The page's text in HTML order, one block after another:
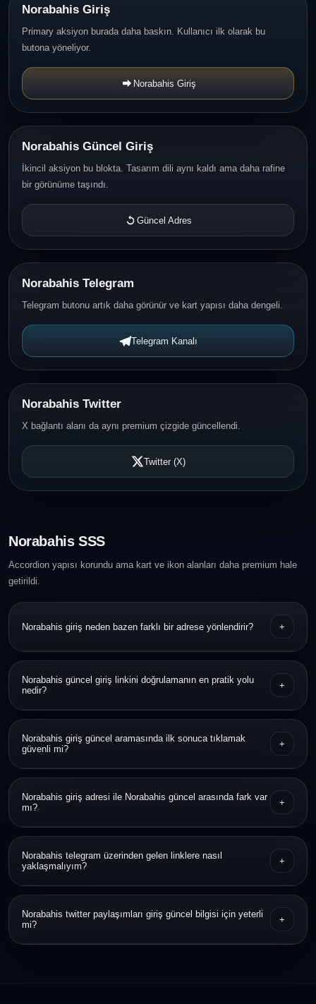
Norabahis Giriş
Primary aksiyon burada daha baskın. Kullanıcı ilk olarak bu
butona yöneliyor.
Norabahis Giriş
Norabahis Güncel Giriş
İkincil aksiyon bu blokta. Tasarım dili aynı kaldı ama daha rafine
bir görünüme taşındı.
Güncel Adres
Norabahis Telegram
Telegram butonu artık daha görünür ve kart yapısı daha dengeli.
Telegram Kanalı
Norabahis Twitter
X bağlantı alanı da aynı premium çizgide güncellendi.
Twitter (X)
Norabahis SSS
Accordion yapısı korundu ama kart ve ikon alanları daha premium hale
getirildi.
Norabahis giriş neden bazen farklı bir adrese yönlendirir? +
yapabilir. Bu nedenle URL doğrulaması önemlidir.
Norabahis güncel giriş linkini doğrulamanın en pratik yolu
nedir?
+
bakmak ve duyuru kaynağıyla karşılaştırmak en pratik yöntemdir.
Norabahis giriş güncel aramasında ilk sonuca tıklamak
güvenli mi?
+
bağlantının yapısını ve görünümünü incelemek daha doğrudur.
Norabahis giriş adresi ile Norabahis güncel arasında fark var
mı?
+
güncel ise o dönem kullanılan en yeni bağlantıya işaret eder.
Norabahis telegram üzerinden gelen linklere nasıl
yaklaşmalıyım?
+
işlem yapılmaması daha güvenlidir.
Norabahis twitter paylaşımları giriş güncel bilgisi için yeterli
mi?
+